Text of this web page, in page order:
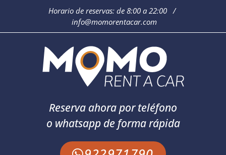
Horario de reservas: de 8:00 a 22:00 /
info@momorentacar.com
Reserva ahora por teléfono
o whatsapp de forma rápida